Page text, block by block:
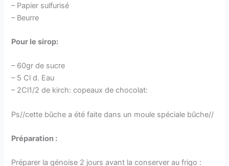
– Papier sulfurisé
– Beurre
Pour le sirop:
– 60gr de sucre
– 5 Cl d. Eau
– 2Cl1/2 de kirch: copeaux de chocolat:
Ps//cette bûche a été faite dans un moule spéciale bûche//
Préparation :
Préparer la génoise 2 jours avant la conserver au frigo :